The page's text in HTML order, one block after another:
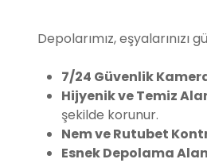
Depolarımız,
7/24 Güvenlik
Hijyenik ve Temiz
şekilde korunur.
Nem ve Rutubet
Esnek Depolama